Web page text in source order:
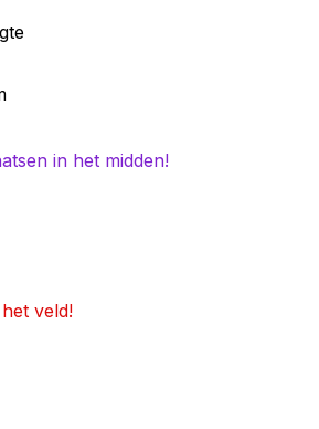
in het midden!
veld!